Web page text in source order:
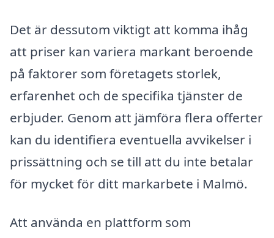
Det är dessutom viktigt att komma ihåg
att priser kan variera markant beroende
på faktorer som företagets storlek,
erfarenhet och de specifika tjänster de
erbjuder. Genom att jämföra flera offerter
kan du identifiera eventuella avvikelser i
prissättning och se till att du inte betalar
för mycket för ditt markarbete i Malmö.
Att använda en plattform som